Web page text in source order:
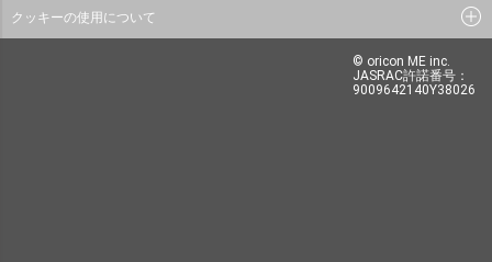
クッキーの使用について
© oricon ME inc.
JASRAC許諾番号：
9009642140Y38026